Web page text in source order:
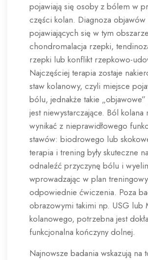
pojawiają się osoby z bólem w
części kolan. Diagnoza
pojawiających się w tym
chondromalacja rzepki,
rzepki lub konflikt rzepkowo-
Najczęściej terapia zostaje
staw kolanowy, czyli miejsce
bólu, jednakże takie
jest niewystarczające. Ból kolana
wynikać z nieprawidłowego
stawów: biodrowego lub
terapia i trening były skuteczne
odnaleźć przyczynę bólu i
wprowadzając w plan treningowy
odpowiednie ćwiczenia. Poza
obrazowymi takimi np. USG lub
kolanowego, potrzebna jest
funkcjonalna kończyny dolnej.
Najnowsze badania wskazują na